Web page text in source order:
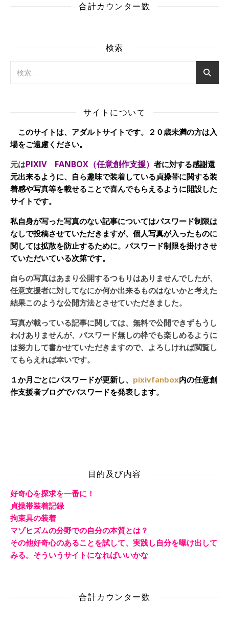
合計カウンター数
検索
サイトについて
このサイトは、アダルトサイトです。２０歳未満の方は入
場をご遠慮ください。
元はPIXIV FANBOX（任意創作支援） 者に対する感謝還
元出来るように、自ら趣味で装着している貞操帯に関する装
着感や写真等を載せることで喜んでもらえるように開設した
サイトです。
私自身が写った写真のない記事についてはパスワード制限は
なしで投稿させていただきますが、個人写真が入ったものに
関しては拡散を防止するために。パスワード制限を掛けさせ
ていただいている次第です。
自らの写真はあまり公開するつもりはありませんでしたが、
任意支援者に対してなにか何か出来るものはないかと考えた
結果このような公開方法とさせていただきました。
写真が載っている記事に関しては、無料で公開できずもうし
わけありませんが、パスワード無しの枠でも楽しめるように
は努力して書かせていただきますので、よろしければ閲覧し
てもらえれば幸いです。
１か月ごとにパスワードが更新し、 pixivfanbox内の任意創
作支援者ブログでパスワードを発表します。
目的及び内容
好奇心を探求を一番に！
貞操帯装着記録
拘束具の装着
マゾヒズムの分野での自分の本質とは？
その他好奇心のあることを試して、実践し自分を曝け出して
みる。そういうサイトになればいいかな
合計カウンター数